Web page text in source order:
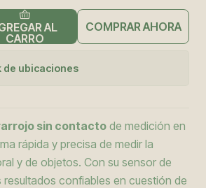
AL
CARRO
COMPRAR AHORA
de ubicaciones
sin contacto de medición en
rápida y precisa de medir la
y de objetos. Con su sensor de
confiables en cuestión de